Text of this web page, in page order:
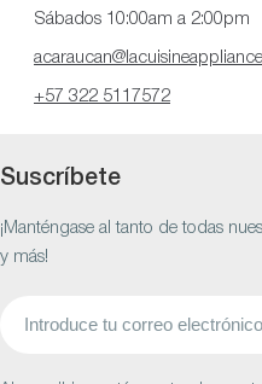
Sábados 10:00am a 2:00pm
+57 322 5117572
Suscríbete
¡Manténgase al tanto de todas
y más!